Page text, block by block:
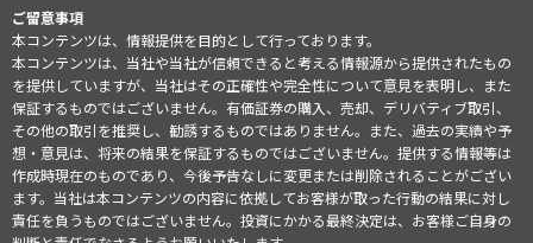
ご留意事項
本コンテンツは、情報提供を目的として行っております。
本コンテンツは、当社や当社が信頼できると考える情報源から提供されたもの
を提供していますが、当社はその正確性や完全性について意見を表明し、また
保証するものではございません。有価証券の購入、売却、デリバティブ取引、
その他の取引を推奨し、勧誘するものではありません。また、過去の実績や予
想・意見は、将来の結果を保証するものではございません。提供する情報等は
作成時現在のものであり、今後予告なしに変更または削除されることがござい
ます。当社は本コンテンツの内容に依拠してお客様が取った行動の結果に対し
責任を負うものではございません。投資にかかる最終決定は、お客様ご自身の